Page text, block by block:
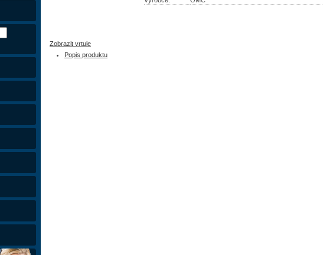
Zobrazit vrtule
Popis produktu